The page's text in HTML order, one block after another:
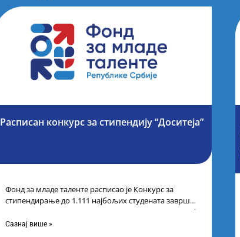
Расписан конкурс за стипендију “Доситеја”
Фонд за младе таленте расписао је Конкурс за
стипендирање до 1.111 најбољих студената завршне
године основних и интегрисаних академских студија
Сазнај више »